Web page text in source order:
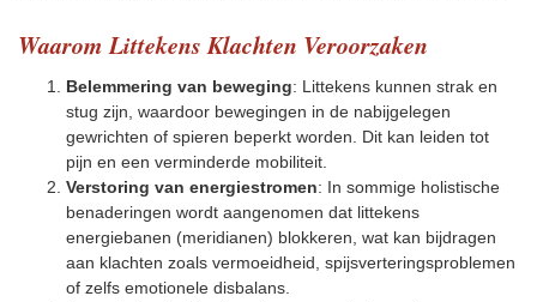
Waarom Littekens Klachten Veroorzaken
Belemmering van beweging: Littekens kunnen strak en
stug zijn, waardoor bewegingen in de nabijgelegen
gewrichten of spieren beperkt worden. Dit kan leiden tot
pijn en een verminderde mobiliteit.
Verstoring van energiestromen: In sommige holistische
benaderingen wordt aangenomen dat littekens
energiebanen (meridianen) blokkeren, wat kan bijdragen
aan klachten zoals vermoeidheid, spijsverteringsproblemen
of zelfs emotionele disbalans.